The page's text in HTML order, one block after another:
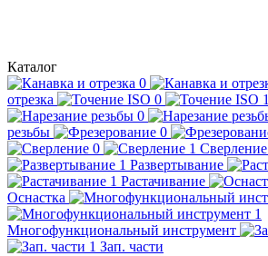
Каталог
отрезка
резьбы
Сверление
Развертывание
Растачивание
Оснастка
Многофункциональный инструмент
Зап. части